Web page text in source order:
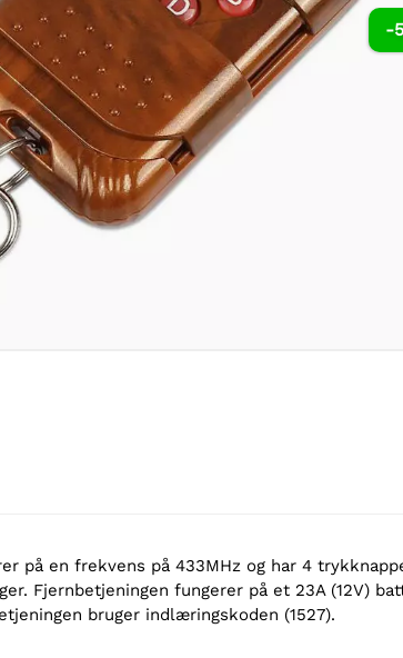
-
på en frekvens på 433MHz og har 4
Fjernbetjeningen fungerer på et 23A (12V)
bruger indlæringskoden (1527).